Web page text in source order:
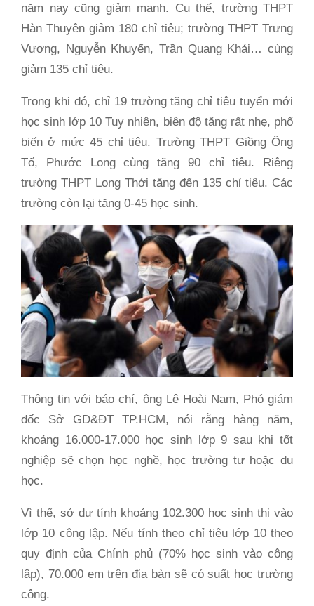
năm nay cũng giảm mạnh. Cụ thể, trường THPT
Hàn Thuyên giảm 180 chỉ tiêu; trường THPT Trưng
Vương, Nguyễn Khuyến, Trần Quang Khải… cùng
giảm 135 chỉ tiêu.
Trong khi đó, chỉ 19 trường tăng chỉ tiêu tuyển mới
học sinh lớp 10 Tuy nhiên, biên độ tăng rất nhẹ, phổ
biến ở mức 45 chỉ tiêu. Trường THPT Giồng Ông
Tố, Phước Long cùng tăng 90 chỉ tiêu. Riêng
trường THPT Long Thới tăng đến 135 chỉ tiêu. Các
trường còn lại tăng 0-45 học sinh.
Thông tin với báo chí, ông Lê Hoài Nam, Phó giám
đốc Sở GD&ĐT TP.HCM, nói rằng hàng năm,
khoảng 16.000-17.000 học sinh lớp 9 sau khi tốt
nghiệp sẽ chọn học nghề, học trường tư hoặc du
học.
Vì thế, sở dự tính khoảng 102.300 học sinh thi vào
lớp 10 công lập. Nếu tính theo chỉ tiêu lớp 10 theo
quy định của Chính phủ (70% học sinh vào công
lập), 70.000 em trên địa bàn sẽ có suất học trường
công.